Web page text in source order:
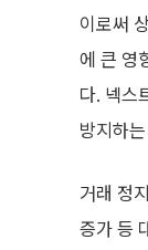
이로써
에 큰 영
다. 넥스
방지하
거래 정
증가 등